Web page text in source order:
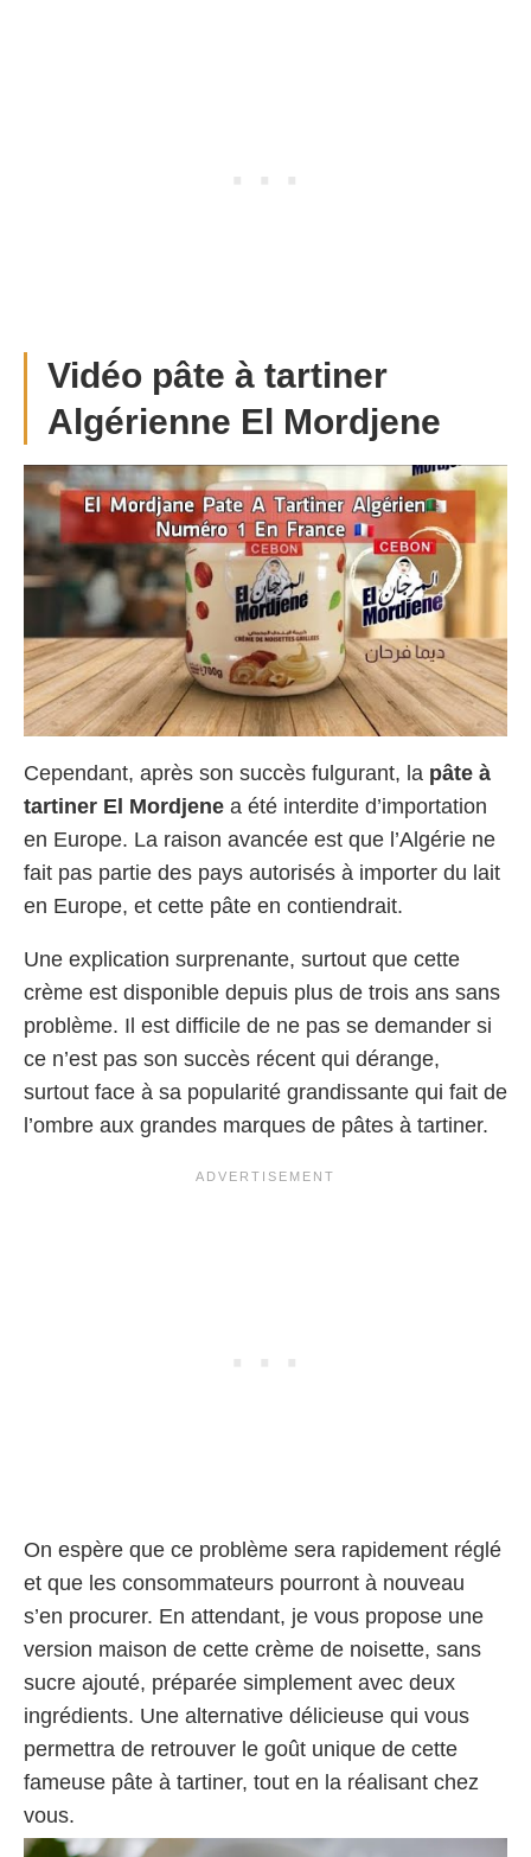
Vidéo pâte à tartiner
Algérienne El Mordjene
Cependant, après son succès fulgurant, la pâte à
tartiner El Mordjene a été interdite d’importation
en Europe. La raison avancée est que l’Algérie ne
fait pas partie des pays autorisés à importer du lait
en Europe, et cette pâte en contiendrait.
Une explication surprenante, surtout que cette
crème est disponible depuis plus de trois ans sans
problème. Il est difficile de ne pas se demander si
ce n’est pas son succès récent qui dérange,
surtout face à sa popularité grandissante qui fait de
l’ombre aux grandes marques de pâtes à tartiner.
On espère que ce problème sera rapidement réglé
et que les consommateurs pourront à nouveau
s’en procurer. En attendant, je vous propose une
version maison de cette crème de noisette, sans
sucre ajouté, préparée simplement avec deux
ingrédients. Une alternative délicieuse qui vous
permettra de retrouver le goût unique de cette
fameuse pâte à tartiner, tout en la réalisant chez
vous.